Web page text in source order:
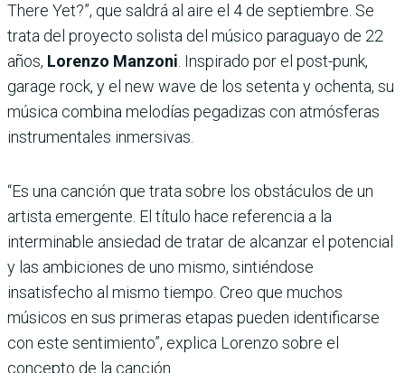
There Yet?”, que saldrá al aire el 4 de septiembre. Se
trata del proyecto solista del músico paraguayo de 22
años, Lorenzo Manzoni. Inspirado por el post-punk,
garage rock, y el new wave de los setenta y ochenta, su
música combina melodías pegadizas con atmósferas
instrumentales inmersivas.
“Es una canción que trata sobre los obstáculos de un
artista emergente. El título hace referencia a la
interminable ansiedad de tratar de alcanzar el potencial
y las ambiciones de uno mismo, sintiéndose
insatisfecho al mismo tiempo. Creo que muchos
músicos en sus primeras etapas pueden identificarse
con este sentimiento”, explica Lorenzo sobre el
concepto de la canción.